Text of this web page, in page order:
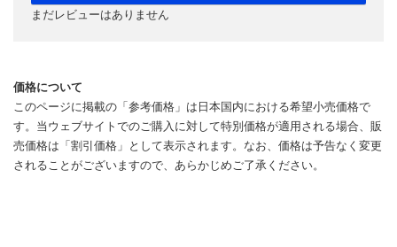
まだレビューはありません
価格について
このページに掲載の「参考価格」は日本国内における希望小売価格で
す。当ウェブサイトでのご購入に対して特別価格が適用される場合、販
売価格は「割引価格」として表示されます。なお、価格は予告なく変更
されることがございますので、あらかじめご了承ください。